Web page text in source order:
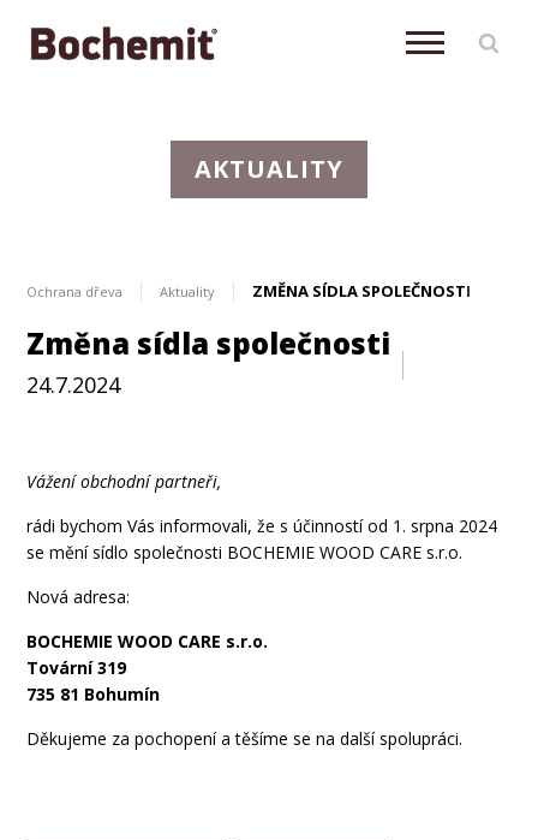
AKTUALITY
Ochrana dřeva Aktuality ZMĚNA SÍDLA SPOLEČNOSTI
Změna sídla společnosti
24.7.2024
Vážení obchodní partneři,
rádi bychom Vás informovali, že s účinností od 1. srpna 2024
se mění sídlo společnosti BOCHEMIE WOOD CARE s.r.o.
Nová adresa:
BOCHEMIE WOOD CARE s.r.o.
Tovární 319
735 81 Bohumín
Děkujeme za pochopení a těšíme se na další spolupráci.